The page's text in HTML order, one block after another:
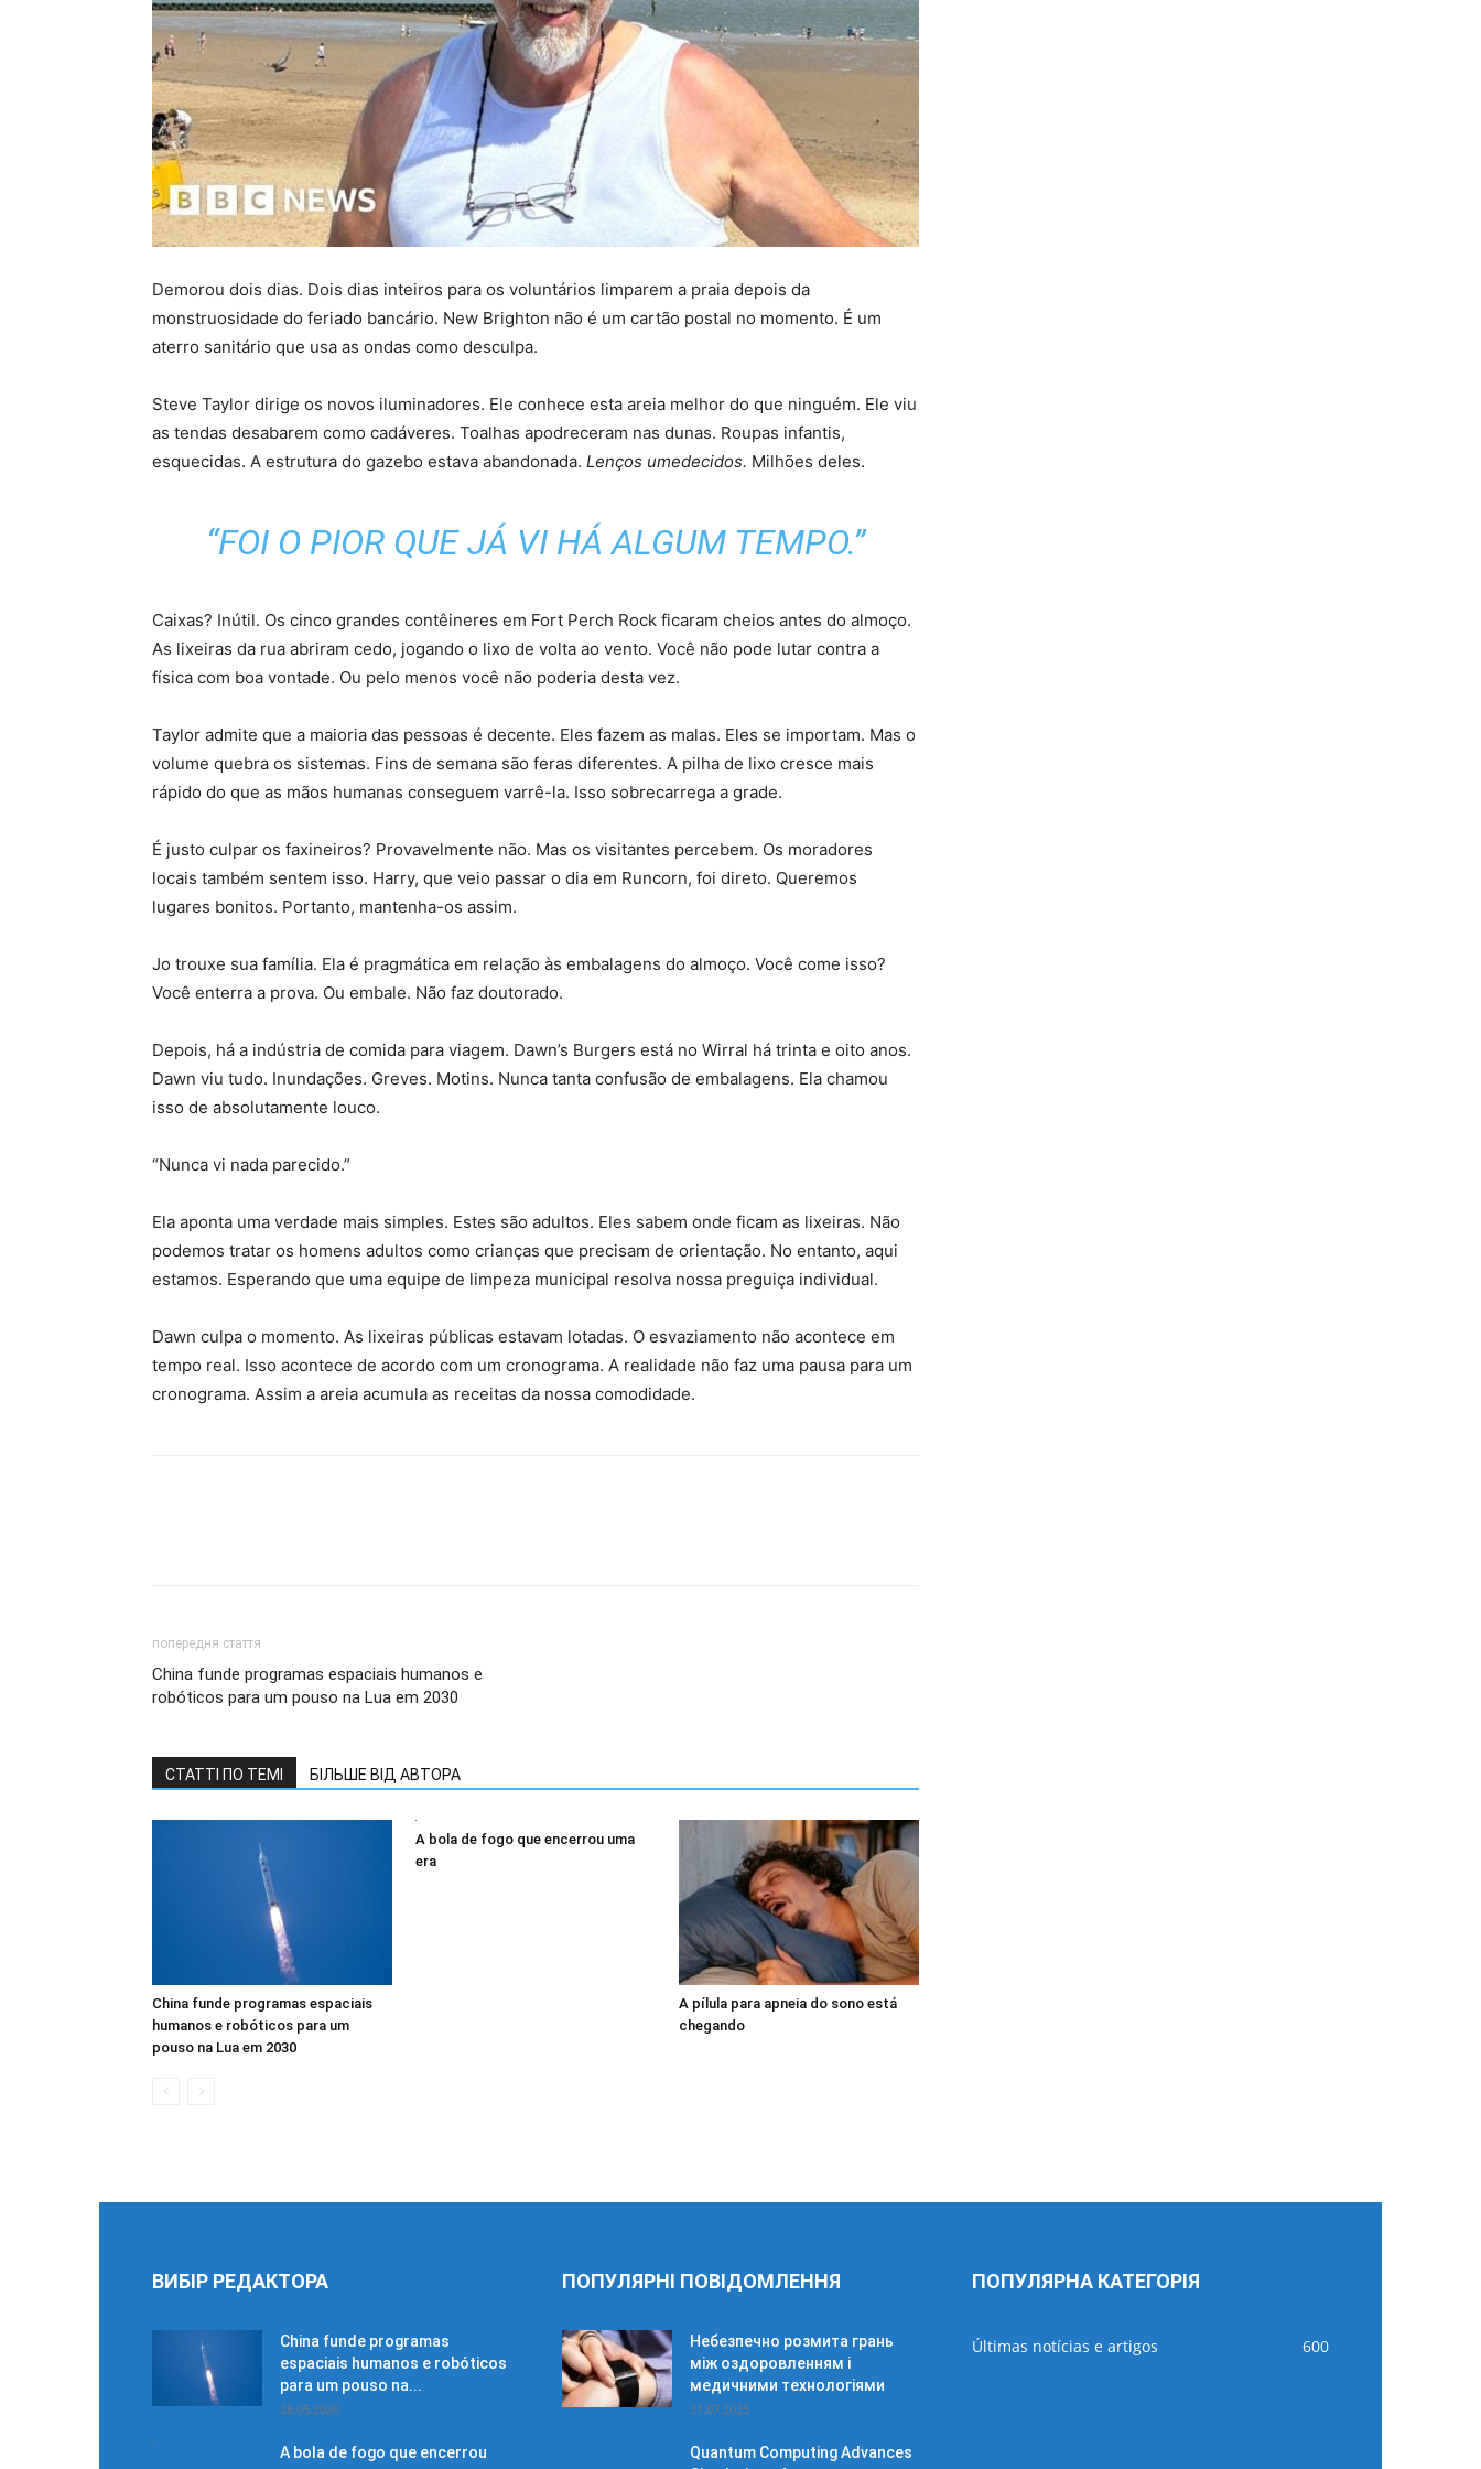
Demorou dois dias. Dois dias inteiros para os voluntários limparem a praia depois da
monstruosidade do feriado bancário. New Brighton não é um cartão postal no momento. É um
aterro sanitário que usa as ondas como desculpa.
Steve Taylor dirige os novos iluminadores. Ele conhece esta areia melhor do que ninguém. Ele viu
as tendas desabarem como cadáveres. Toalhas apodreceram nas dunas. Roupas infantis,
esquecidas. A estrutura do gazebo estava abandonada. Lenços umedecidos. Milhões deles.
“FOI O PIOR QUE JÁ VI HÁ ALGUM TEMPO.”
Caixas? Inútil. Os cinco grandes contêineres em Fort Perch Rock ficaram cheios antes do almoço.
As lixeiras da rua abriram cedo, jogando o lixo de volta ao vento. Você não pode lutar contra a
física com boa vontade. Ou pelo menos você não poderia desta vez.
Taylor admite que a maioria das pessoas é decente. Eles fazem as malas. Eles se importam. Mas o
volume quebra os sistemas. Fins de semana são feras diferentes. A pilha de lixo cresce mais
rápido do que as mãos humanas conseguem varrê-la. Isso sobrecarrega a grade.
É justo culpar os faxineiros? Provavelmente não. Mas os visitantes percebem. Os moradores
locais também sentem isso. Harry, que veio passar o dia em Runcorn, foi direto. Queremos
lugares bonitos. Portanto, mantenha-os assim.
Jo trouxe sua família. Ela é pragmática em relação às embalagens do almoço. Você come isso?
Você enterra a prova. Ou embale. Não faz doutorado.
Depois, há a indústria de comida para viagem. Dawn’s Burgers está no Wirral há trinta e oito anos.
Dawn viu tudo. Inundações. Greves. Motins. Nunca tanta confusão de embalagens. Ela chamou
isso de absolutamente louco.
“Nunca vi nada parecido.”
Ela aponta uma verdade mais simples. Estes são adultos. Eles sabem onde ficam as lixeiras. Não
podemos tratar os homens adultos como crianças que precisam de orientação. No entanto, aqui
estamos. Esperando que uma equipe de limpeza municipal resolva nossa preguiça individual.
Dawn culpa o momento. As lixeiras públicas estavam lotadas. O esvaziamento não acontece em
tempo real. Isso acontece de acordo com um cronograma. A realidade não faz uma pausa para um
cronograma. Assim a areia acumula as receitas da nossa comodidade.
попередня стаття
China funde programas espaciais humanos e
robóticos para um pouso na Lua em 2030
СТАТТІ ПО ТЕМІ БІЛЬШЕ ВІД АВТОРА
China funde programas espaciais
humanos e robóticos para um
pouso na Lua em 2030
A bola de fogo que encerrou uma
era
A pílula para apneia do sono está
chegando
ВИБІР РЕДАКТОРА
China funde programas
espaciais humanos e robóticos
para um pouso na...
28.05.2026
A bola de fogo que encerrou
ПОПУЛЯРНІ ПОВІДОМЛЕННЯ
Небезпечно розмита грань
між оздоровленням і
медичними технологіями
31.07.2025
Quantum Computing Advances
ПОПУЛЯРНА КАТЕГОРІЯ
Últimas notícias e artigos 600